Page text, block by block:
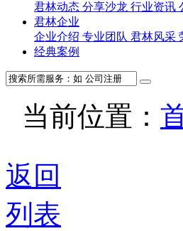
君林动态 分享沙龙 行业资讯
君林企业
企业介绍 专业团队 君林风采
经典案例
当前位置：
返回
列表